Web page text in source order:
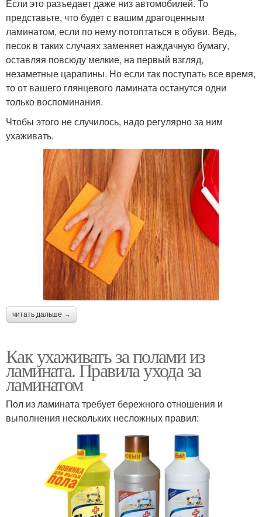
Если это разъедает даже низ автомобилей. То
представьте, что будет с вашим драгоценным
ламинатом, если по нему потоптаться в обуви. Ведь,
песок в таких случаях заменяет наждачную бумагу,
оставляя повсюду мелкие, на первый взгляд,
незаметные царапины. Но если так поступать все время,
то от вашего глянцевого ламината останутся одни
только воспоминания.
Чтобы этого не случилось, надо регулярно за ним
ухаживать.
читать дальше →
Как ухаживать за полами из
ламината. Правила ухода за
ламинатом
Пол из ламината требует бережного отношения и
выполнения нескольких несложных правил: